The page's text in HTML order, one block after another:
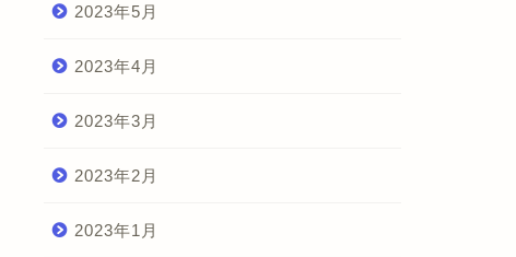
2023年5月
2023年4月
2023年3月
2023年2月
2023年1月